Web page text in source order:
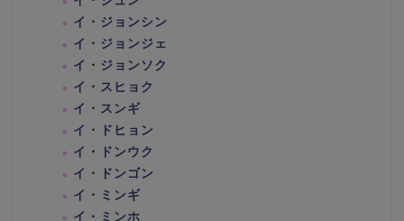
イ・ジョンシン
イ・ジョンジェ
イ・ジョンソク
イ・スヒョク
イ・スンギ
イ・ドヒョン
イ・ドンウク
イ・ドンゴン
イ・ミンギ
イ・ミンホ